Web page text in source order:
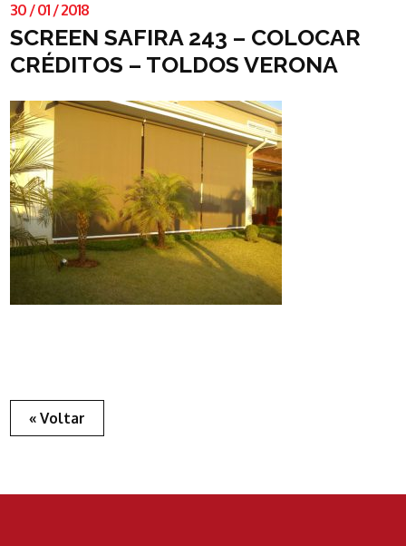
30 /01 /2018
SCREEN SAFIRA 243 – COLOCAR
CRÉDITOS – TOLDOS VERONA
« Voltar